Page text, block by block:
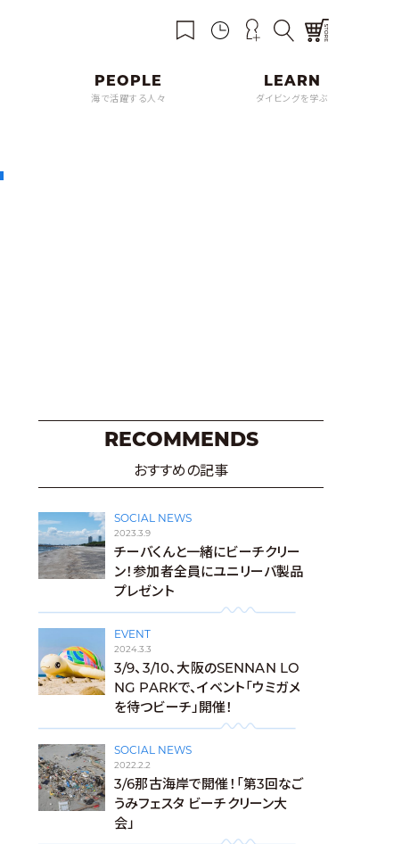
海で活躍する人々 ダイビングを学ぶ
RECOMMENDS
おすすめの記事
SOCIAL NEWS
2023.3.9
チーバくんと一緒にビーチクリー
ン！参加者全員にユニリーバ製品
プレゼント
EVENT
2024.3.3
3/9、3/10、大阪のSENNAN LO
NG PARKで、イベント「ウミガメ
を待つビーチ」開催！
SOCIAL NEWS
2022.2.2
3/6那古海岸で開催！「第3回なご
うみフェスタ ビーチクリーン大
会」